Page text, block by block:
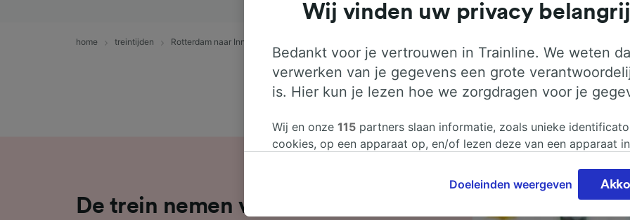
home treintijden Rotterdam naar Innsbruck Hbf
De trein nemen van Rotterdam naar
Wij vinden uw privacy
Bedankt voor je vertrouwen in Trainline. We weten
verwerken van je gegevens een grote
is. Hier kun je lezen hoe we zorgdragen voor je
Wij en onze 115 partners slaan informatie, zoals unieke
cookies, op een apparaat op, en/of lezen deze van een apparaat
wijzigen door hieronder te klikken. Daaronder valt ook je recht om
bezwaar te maken in alle gevallen dat er voor de verwerking een
Doeleinden weergeven